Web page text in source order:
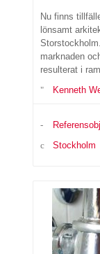
Nu finns
lönsamt
marknaden
resulterat i
Kenneth
Stockholm